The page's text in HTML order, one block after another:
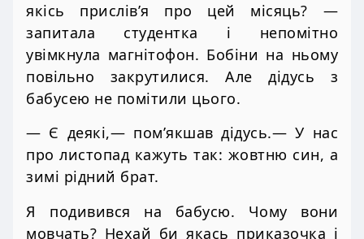
якісь прислів’я про цей місяць? —
запитала студентка і непомітно
увімкнула магнітофон. Бобіни на ньому
повільно закрутилися. Але дідусь з
бабусею не помітили цього.
— Є деякі,— пом’якшав дідусь.— У нас
про листопад кажуть так: жовтню син, а
зимі рідний брат.
Я подивився на бабусю. Чому вони
мовчать? Нехай би якась приказочка і